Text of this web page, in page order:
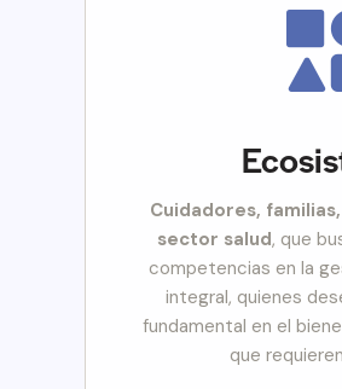
Cuidadores,
sector salud, que
competencias en la
integral, quienes
fundamental en el
que